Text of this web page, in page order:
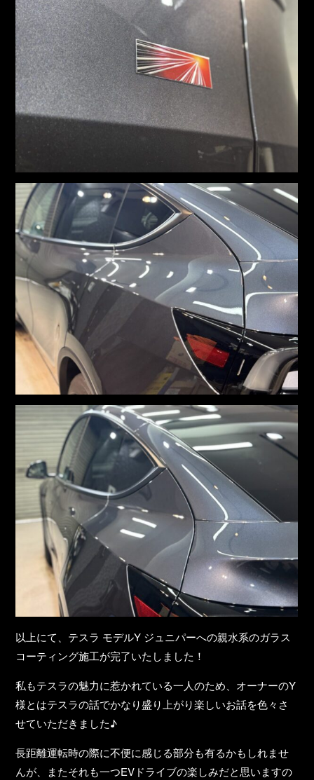
以上にて、テスラ モデルY ジュニパーへの親水系のガラス
コーティング施工が完了いたしました！
私もテスラの魅力に惹かれている一人のため、オーナーのY
様とはテスラの話でかなり盛り上がり楽しいお話を色々さ
せていただきました♪
長距離運転時の際に不便に感じる部分も有るかもしれませ
んが、またそれも一つEVドライブの楽しみだと思いますの